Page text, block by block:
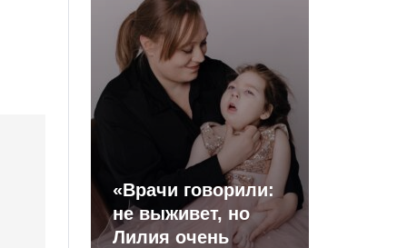
«Врачи говорили:
не выживет, но
Лилия очень